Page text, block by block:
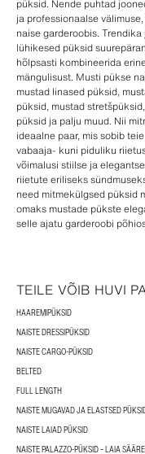
püksid. Nende puhtad
ja professionaalse
naise garderoobis.
lühikesed püksid
hõlpsasti kombineerida
mängulisust. Musti pükse
mustad linased püksid,
püksid, mustad
püksid ja palju muud. Nii
ideaalne paar, mis sobib
vabaaja- kuni piduliku
võimalusi stiilse ja
riietute eriliseks
need mitmekülgsed püksid
omaks mustade pükste
selle ajatu garderoobi
TEILE VÕIB HUVI
HAAREMIPÜKSID
NAISTE DRESSIPÜKSID
NAISTE CARGO-PÜKSID
BELTED
FULL LENGTH
NAISTE MUGAVAD JA ELASTSED
NAISTE LAIAD PÜKSID